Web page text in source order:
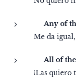
✅Any of
Me da
✅All of
¡Las quiero